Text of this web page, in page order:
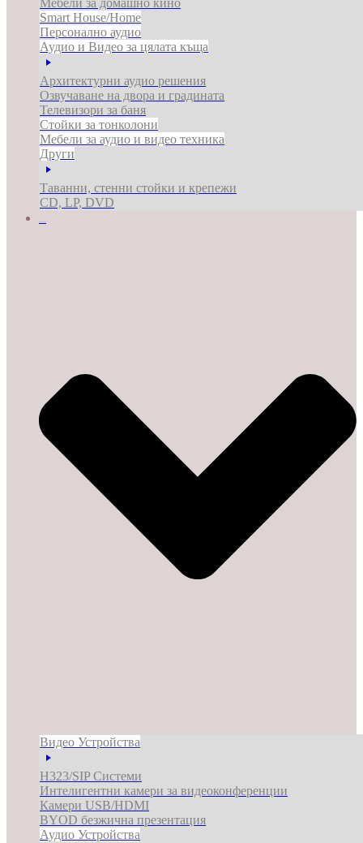
Мебели за домашно кино
Smart House/Home
Персонално аудио
Аудио и Видео за цялата къща
Архитектурни аудио решения
Озвучаване на двора и градината
Телевизори за баня
Стойки за тонколони
Мебели за аудио и видео техника
Други
Таванни, стенни стойки и крепежи
CD, LP, DVD
Видео Устройства
H323/SIP Системи
Интелигентни камери за видеоконференции
Камери USB/HDMI
BYOD безжична презентация
Аудио Устройства